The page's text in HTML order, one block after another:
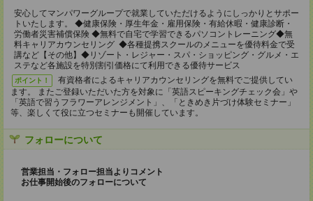
安心してマンパワーグループで就業していただけるようにしっかりとサポー
トいたします。 ◆健康保険・厚生年金・雇用保険・有給休暇・健康診断・
労働者災害補償保険 ◆無料で自宅で学習できるパソコントレーニング◆無
料キャリアカウンセリング ◆各種提携スクールのメニューを優待料金で受
講など【その他】◆リゾート・レジャー・スパ・ショッピング・グルメ・エ
ステなど各施設を特別割引価格にて利用できる優待サービス
ポイント！
有資格者によるキャリアカウンセリングを無料でご提供してい
ます。 またご登録いただいた方を対象に「英語スピーキングチェック会」や
「英語で習うフラワーアレンジメント」、「ときめき片づけ体験セミナー」
等、楽しくて役に立つセミナーも開催しています。
フォローについて
営業担当・フォロー担当よりコメント
お仕事開始後のフォローについて